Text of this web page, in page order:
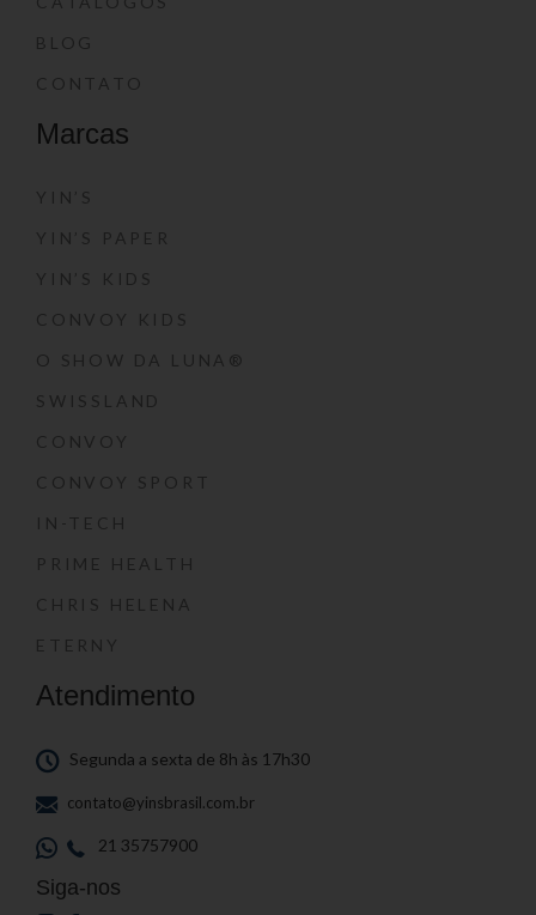
BLOG
CONTATO
Marcas
YIN’S
YIN’S PAPER
YIN’S KIDS
CONVOY KIDS
O SHOW DA LUNA®
SWISSLAND
CONVOY
CONVOY SPORT
IN-TECH
PRIME HEALTH
CHRIS HELENA
ETERNY
Atendimento
Segunda a sexta de 8h às 17h30
contato@yinsbrasil.com.br
21 35757900
Siga-nos